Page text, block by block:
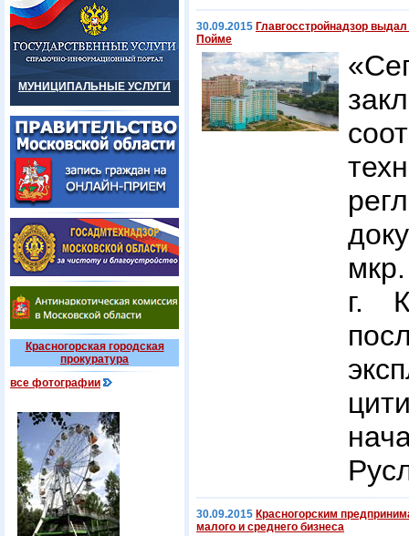
МУНИЦИПАЛЬНЫЕ УСЛУГИ
Красногорская городская
прокуратура
все фотографии
30.09.2015 Главгосстройнадзор
Пойме
г.
30.09.2015 Красногорским
малого и среднего бизнеса